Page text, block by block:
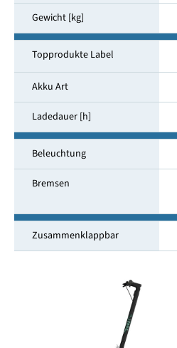
Gewicht [kg]
Topprodukte Label
Akku Art
Ladedauer [h]
Beleuchtung
Bremsen
Zusammenklappbar